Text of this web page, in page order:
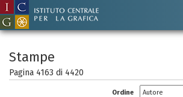
Stampe
Pagina 4163 di 4420
Ordine